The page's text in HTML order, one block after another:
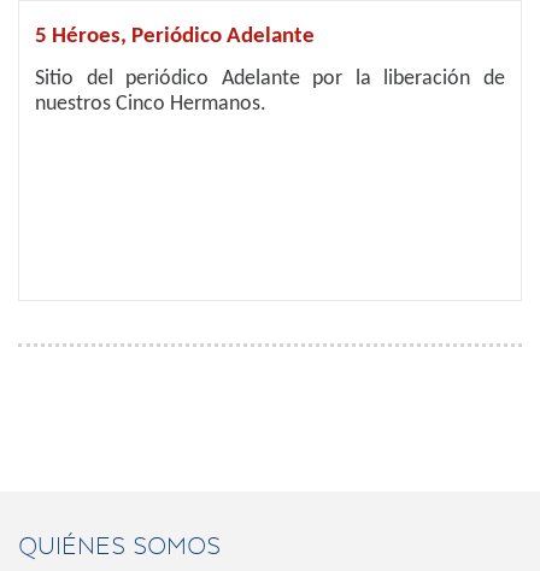
5 Héroes, Periódico Adelante
Sitio del periódico Adelante por la liberación de
nuestros Cinco Hermanos.
QUIÉNES SOMOS